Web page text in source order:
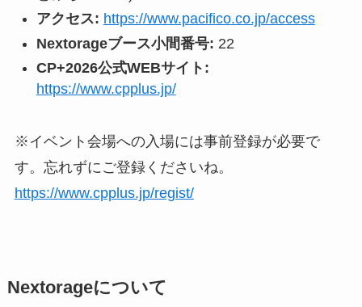
アクセス: https://www.pacifico.co.jp/access
Nextorageブース小間番号: 22
CP+2026公式WEBサイト:
https://www.cpplus.jp/
※イベント会場への入場には事前登録が必要で
す。忘れずにご登録くださいね。
https://www.cpplus.jp/regist/
Nextorageについて